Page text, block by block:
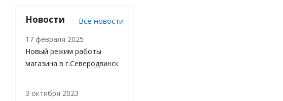
Новости Все новости
17 февраля 2025
Новый режим работы
магазина в г.Северодвинск
3 октября 2023